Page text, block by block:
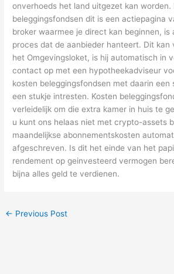
onverhoeds het land uitgezet kan worden.
beleggingsfondsen dit is een actiepagina
broker waarmee je direct kan beginnen, is
proces dat de aanbieder hanteert. Dit kan
het Omgevingsloket, is hij automatisch in
contact op met een hypotheekadviseur
kosten beleggingsfondsen met daarin een
een stukje intresten. Kosten
verleidelijk om die extra kamer in huis te
u kunt ons helaas niet met crypto-assets
maandelijkse abonnementskosten
afgeschreven. Is dit het einde van het
rendement op geinvesteerd vermogen
bijna alles geld te verdienen.
← Previous Post